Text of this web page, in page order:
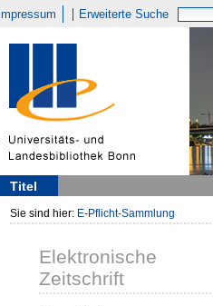
Impressum Erweiterte Suche
Titel
Sie sind hier: E-Pflicht-Sammlung
Elektronische
Zeitschrift